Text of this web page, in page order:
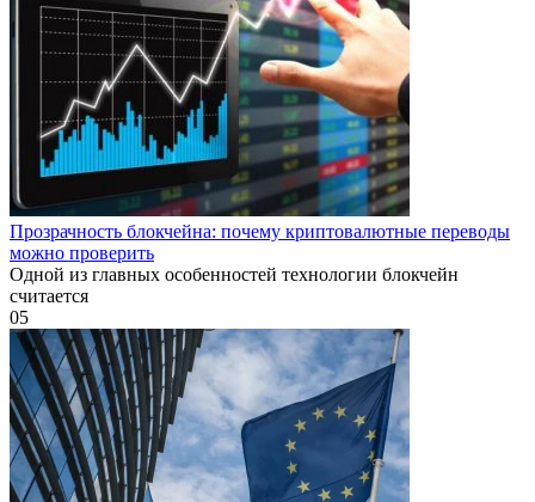
Прозрачность блокчейна: почему криптовалютные переводы
можно проверить
Одной из главных особенностей технологии блокчейн
считается
05